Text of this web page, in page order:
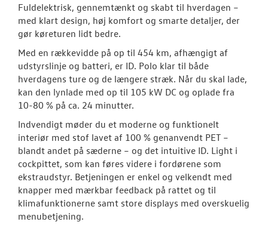
Elektrisk
ID.3 Neo
ID.4
T-Roc
ID. Buzz
Aktuelle
Fuldelektrisk, gennemtænkt og skabt til hverdagen –
med klart design, høj komfort og smarte detaljer, der
gør køreturen lidt bedre.
Med en rækkevidde på op til 454 km, afhængigt af
udstyrslinje og batteri, er ID. Polo klar til både
hverdagens ture og de længere stræk. Når du skal lade,
kan den lynlade med op til 105 kW DC og oplade fra
10-80 % på ca. 24 minutter.
Indvendigt møder du et moderne og funktionelt
interiør med stof lavet af 100 % genanvendt PET –
blandt andet på sæderne – og det intuitive ID. Light i
cockpittet, som kan føres videre i fordørene som
ekstraudstyr. Betjeningen er enkel og velkendt med
knapper med mærkbar feedback på rattet og til
klimafunktionerne samt store displays med overskuelig
menubetjening.